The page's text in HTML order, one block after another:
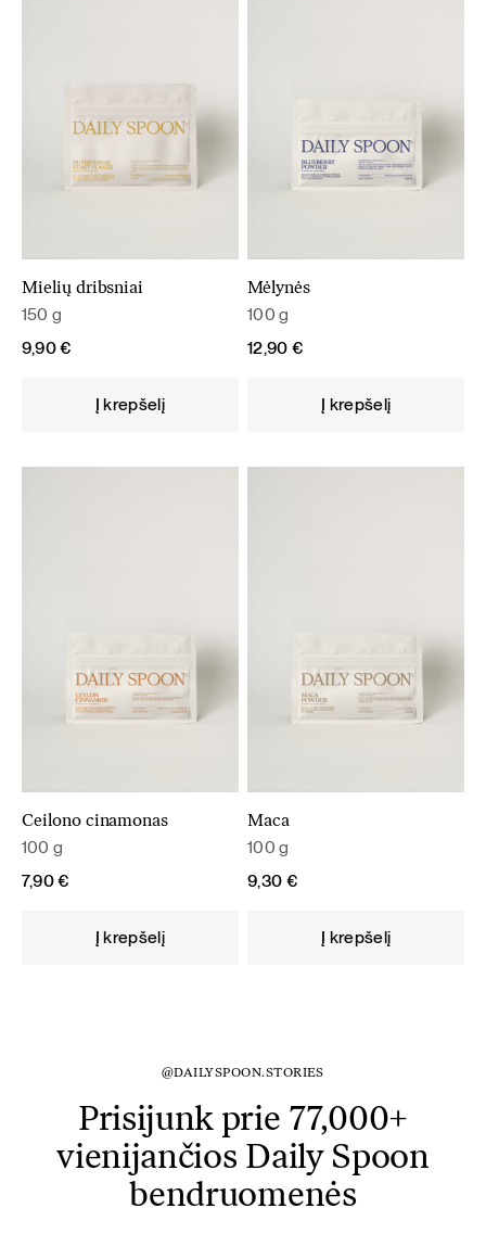
Mielių dribsniai
150 g
9,90€
Į krepšelį
Mėlynės
100 g
12,90 €
Į krepšelį
Ceilono cinamonas
100 g
7,90€
Į krepšelį
Maca
100 g
9,30 €
Į krepšelį
@DAILYSPOON.STORIES
Prisijunk prie 77,000+
vienijančios Daily Spoon
bendruomenės